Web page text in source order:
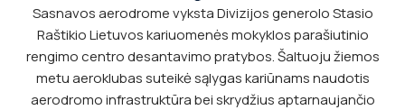
Sasnavos aerodrome vyksta Divizijos generolo Stasio
Raštikio Lietuvos kariuomenės mokyklos parašiutinio
rengimo centro desantavimo pratybos. Šaltuoju žiemos
metu aeroklubas suteikė sąlygas kariūnams naudotis
aerodromo infrastruktūra bei skrydžius aptarnaujančio